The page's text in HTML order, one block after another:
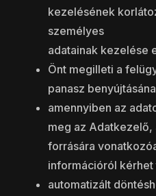
kezelésének
személyes
adatainak kezelése
Önt megilleti a
panasz
amennyiben az
meg az
forrására
információról
automatizált